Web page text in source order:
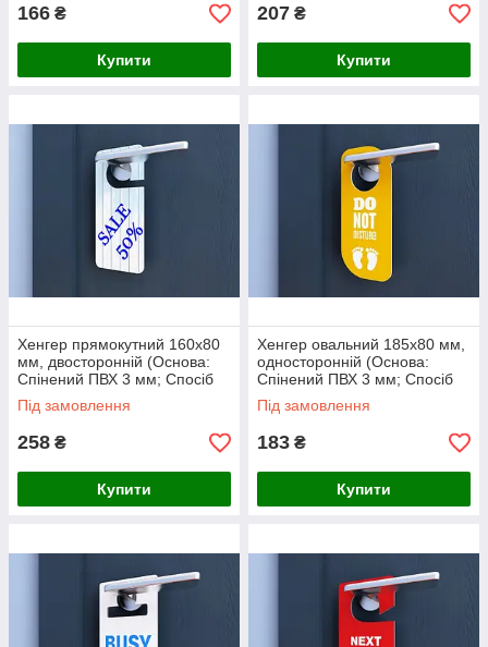
166 ₴
Купити
207 ₴
Купити
Хенгер прямокутний 160х80
мм, двосторонній (Основа:
Спінений ПВХ 3 мм; Спосіб
нанесення: Аплікація
кольоровими плівками;)
Під замовлення
258 ₴
Купити
Хенгер овальний 185х80 мм,
односторонній (Основа:
Спінений ПВХ 3 мм; Спосіб
нанесення: Аплікація
кольоровими плівками;)
Під замовлення
183 ₴
Купити